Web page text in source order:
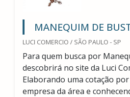
MANEQUIM DE
LUCI COMERCIO / SÃO PAULO - SP
Para quem busca por
descobrirá no site da Luci
Elaborando uma cotação
empresa da área e